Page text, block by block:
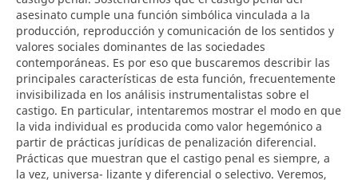
asesinato cumple una función simbólica vinculada a la
producción, reproducción y comunicación de los sentidos y
valores sociales dominantes de las sociedades
contemporáneas. Es por eso que buscaremos describir las
principales características de esta función, frecuentemente
invisibilizada en los análisis instrumentalistas sobre el
castigo. En particular, intentaremos mostrar el modo en que
la vida individual es producida como valor hegemónico a
partir de prácticas jurídicas de penalización diferencial.
Prácticas que muestran que el castigo penal es siempre, a
la vez, universa- lizante y diferencial o selectivo. Veremos,